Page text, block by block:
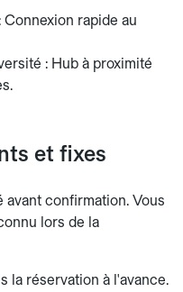
rapide au
: Hub à proximité
et fixes
confirmation. Vous
lors de la
la réservation à l'avance.